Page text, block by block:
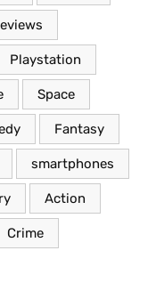
Playstation
Space
Fantasy
smartphones
Action
Crime